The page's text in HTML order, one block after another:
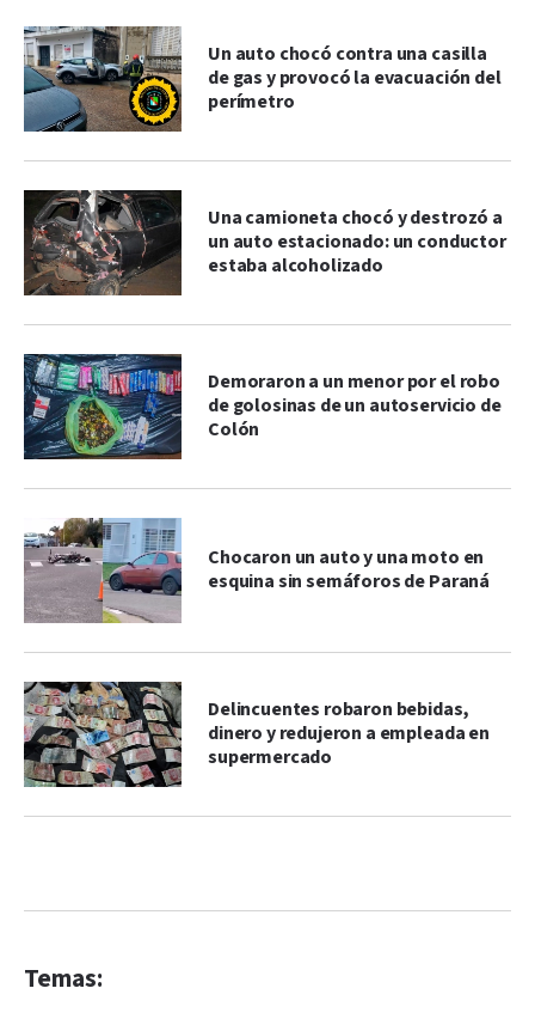
Un auto chocó contra una casilla
de gas y provocó la evacuación del
perímetro
Una camioneta chocó y destrozó a
un auto estacionado: un conductor
estaba alcoholizado
Demoraron a un menor por el robo
de golosinas de un autoservicio de
Colón
Chocaron un auto y una moto en
esquina sin semáforos de Paraná
Delincuentes robaron bebidas,
dinero y redujeron a empleada en
supermercado
Temas: